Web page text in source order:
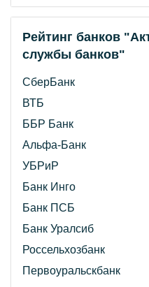
Рейтинг банков
службы банков"
СберБанк
ВТБ
ББР Банк
Альфа-Банк
УБРиР
Банк Инго
Банк ПСБ
Банк Уралсиб
Россельхозбанк
Первоуральскбанк